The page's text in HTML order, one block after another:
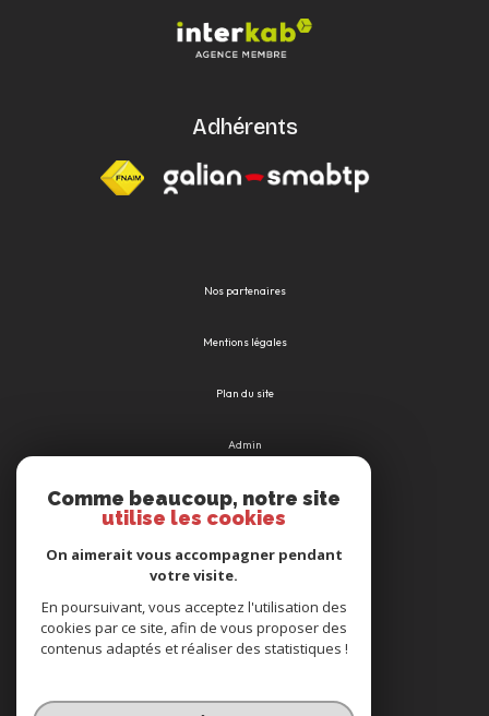
Adhérents
Nos partenaires
Mentions légales
Plan du site
Admin
Nos honoraires
Cookies
Comme beaucoup, notre site
utilise les cookies
On aimerait vous accompagner pendant
votre visite.
En poursuivant, vous acceptez l'utilisation des
cookies par ce site, afin de vous proposer des
contenus adaptés et réaliser des statistiques !